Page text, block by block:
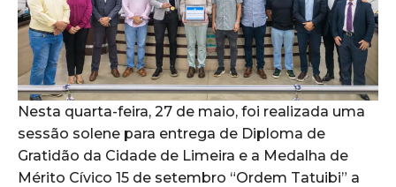
Nesta quarta-feira, 27 de maio, foi realizada uma
sessão solene para entrega de Diploma de
Gratidão da Cidade de Limeira e a Medalha de
Mérito Cívico 15 de setembro “Ordem Tatuibi” a